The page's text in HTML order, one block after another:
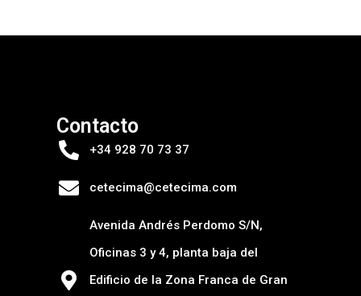
Contacto
+34 928 70 73 37
cetecima@cetecima.com
Avenida Andrés Perdomo S/N,
Oficinas 3 y 4, planta baja del
Edificio de la Zona Franca de Gran